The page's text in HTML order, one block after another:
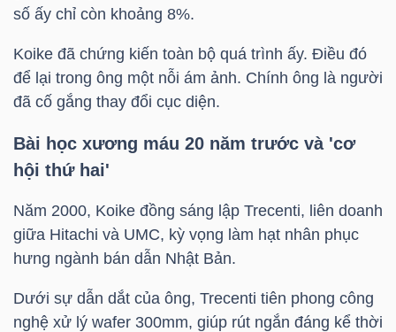
số ấy chỉ còn khoảng 8%.
Koike đã chứng kiến toàn bộ quá trình ấy. Điều đó
để lại trong ông một nỗi ám ảnh. Chính ông là người
đã cố gắng thay đổi cục diện.
Bài học xương máu 20 năm trước và 'cơ
hội thứ hai'
Năm 2000, Koike đồng sáng lập Trecenti, liên doanh
giữa Hitachi và UMC, kỳ vọng làm hạt nhân phục
hưng ngành bán dẫn Nhật Bản.
Dưới sự dẫn dắt của ông, Trecenti tiên phong công
nghệ xử lý wafer 300mm, giúp rút ngắn đáng kể thời
NĂNG
NGUYÊN
VẬT
LIỆU